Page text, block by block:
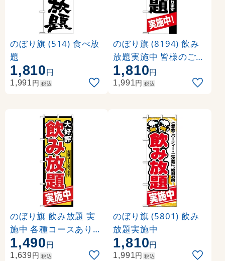
のぼり旗 (514) 食べ放
題
1,810円
1,991円 税込
のぼり旗 (8194) 飲み
放題実施中 皆様のご来
店をお待ち致しており
ます
1,810円
1,991円 税込
のぼり旗 飲み放題 実
施中 各種コースありま
す (SNB-4438)
1,490円
1,639円 税込
のぼり旗 (5801) 飲み
放題実施中
1,810円
1,991円 税込